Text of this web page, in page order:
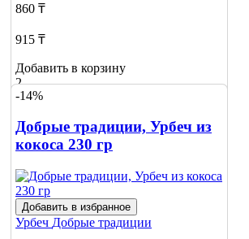
860 ₸
915 ₸
Добавить в корзину
2
-14%
Добрые традиции, Урбеч из
кокоса 230 гр
Добавить в избранное
Урбеч Добрые традиции